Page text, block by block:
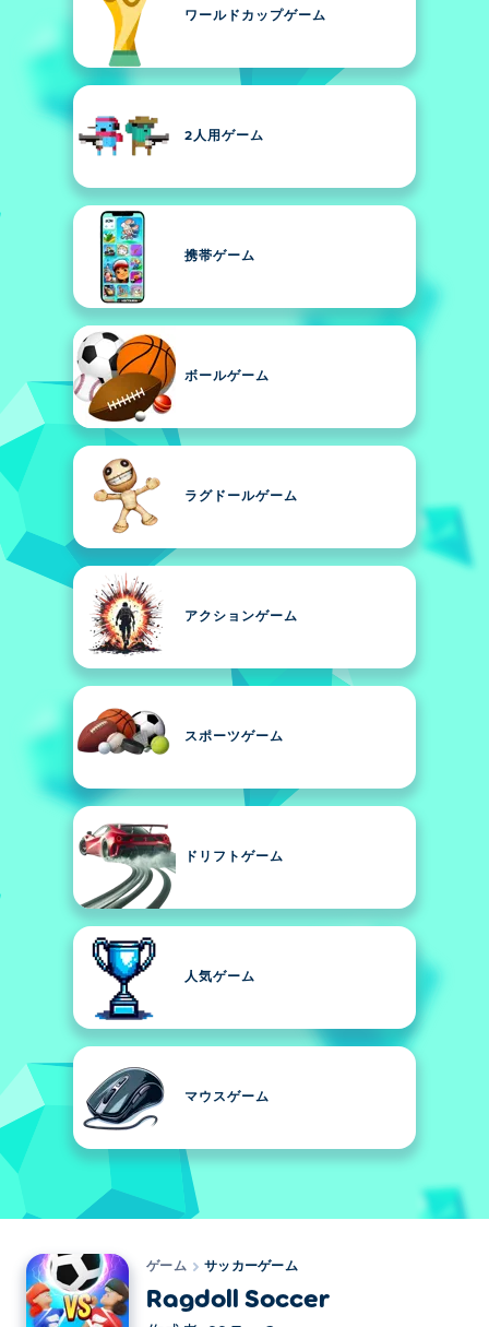
ワールドカップゲーム
2人用ゲーム
携帯ゲーム
ボールゲーム
ラグドールゲーム
アクションゲーム
スポーツゲーム
ドリフトゲーム
人気ゲーム
マウスゲーム
ゲーム サッカーゲーム
Ragdoll Soccer